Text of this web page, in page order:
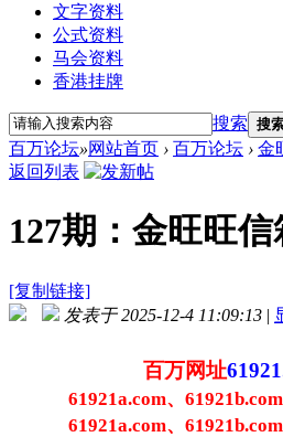
文字资料
公式资料
马会资料
香港挂牌
搜索 搜
百万论坛»网站首页 › 百万论坛 › 金
返回列表
127期：金旺旺
[复制链接]
发表于 2025-12-4 11:09:13 |
百万网址
61921a.com、
61921a.com、